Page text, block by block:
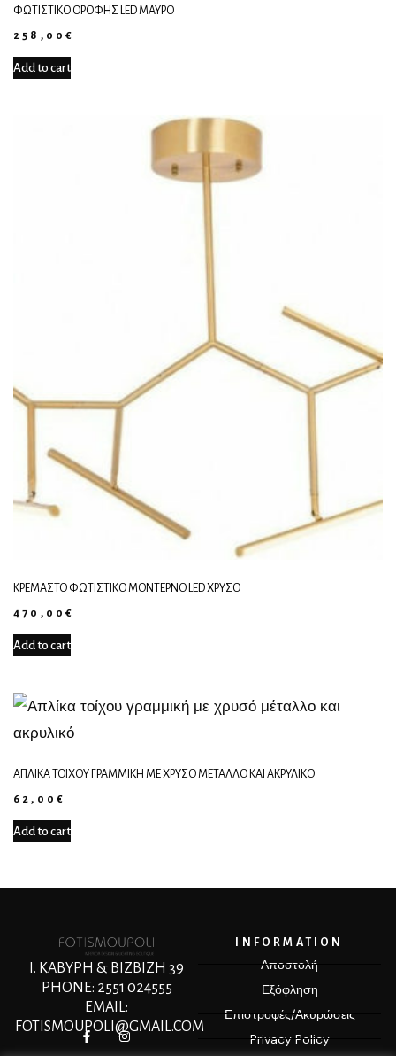
ΦΩΤΙΣΤΙΚΌ ΟΡΟΦΉΣ LED ΜΑΎΡΟ
258,00€
Add to cart
ΚΡΕΜΑΣΤΌ ΦΩΤΙΣΤΙΚΌ ΜΟΝΤΈΡΝΟ LED ΧΡΥΣΌ
470,00€
Add to cart
ΑΠΛΊΚΑ ΤΟΊΧΟΥ ΓΡΑΜΜΙΚΉ ΜΕ ΧΡΥΣΌ ΜΈΤΑΛΛΟ ΚΑΙ ΑΚΡΥΛΙΚΌ
62,00 €
Add to cart
Ι. ΚΑΒΥΡΗ & ΒΙΖΒΙΖΗ 39
PHONE: 2551 024555
EMAIL:
FOTISMOUPOLI@GMAIL.COM
INFORMATION
Αποστολή
Εξόφληση
Επιστροφές/Ακυρώσεις
Privacy Policy